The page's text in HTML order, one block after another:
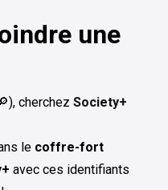
une
cherchez Society+
le coffre-fort
avec ces identifiants